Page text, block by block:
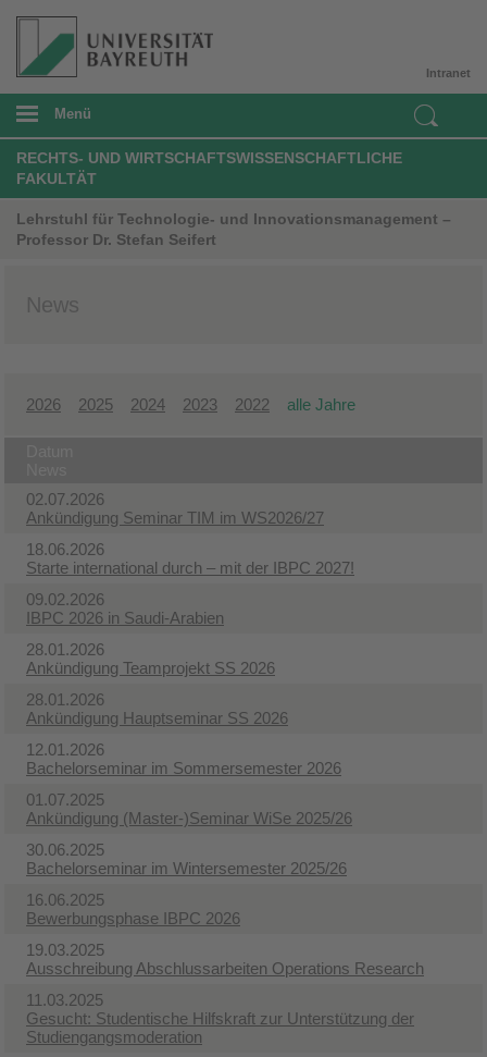
Intranet
Menü
RECHTS- UND WIRTSCHAFTSWISSENSCHAFTLICHE
FAKULTÄT
Lehrstuhl für Technologie- und Innovationsmanagement –
Professor Dr. Stefan Seifert
News
2026 2025 2024 2023 2022 alle Jahre
02.07.2026
Ankündigung Seminar TIM im WS2026/27
18.06.2026
Starte international durch – mit der IBPC 2027!
09.02.2026
IBPC 2026 in Saudi-Arabien
28.01.2026
Ankündigung Teamprojekt SS 2026
28.01.2026
Ankündigung Hauptseminar SS 2026
12.01.2026
Bachelorseminar im Sommersemester 2026
01.07.2025
Ankündigung (Master-)Seminar WiSe 2025/26
30.06.2025
Bachelorseminar im Wintersemester 2025/26
16.06.2025
Bewerbungsphase IBPC 2026
19.03.2025
Ausschreibung Abschlussarbeiten Operations Research
11.03.2025
Gesucht: Studentische Hilfskraft zur Unterstützung der
Studiengangsmoderation